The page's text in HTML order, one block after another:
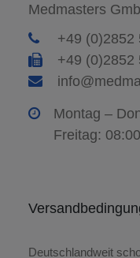
Medmasters
+49 (0)2852
+49 (0)2852
Montag –
Freitag:
Deutschlandweit